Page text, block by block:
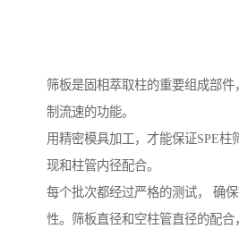
筛板是固相萃取柱的重要组成部
制流速的功能。
用精密模具加工，才能保证SPE柱
现和柱管内径配合。
每个批次都经过严格的测试， 确
性。筛板直径和空柱管直径的配